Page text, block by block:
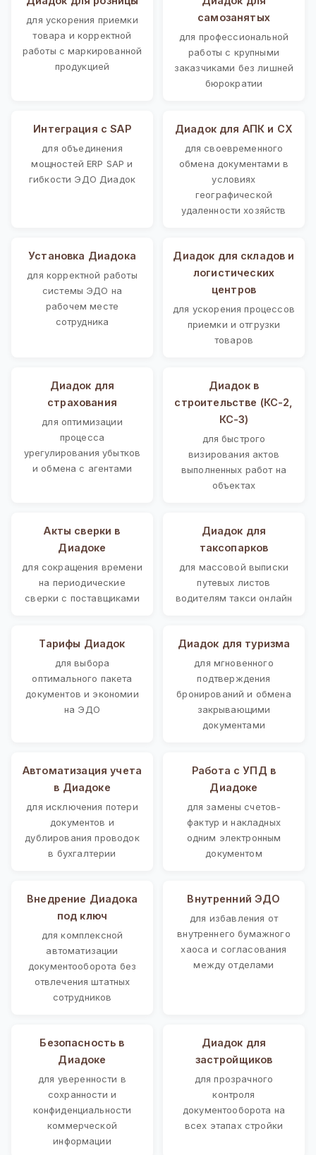
для ускорения приемки
товара и корректной
работы с маркированной
продукцией
самозанятых
для профессиональной
работы с крупными
заказчиками без лишней
бюрократии
Интеграция с SAP
для объединения
мощностей ERP SAP и
гибкости ЭДО Диадок
Диадок для АПК и СХ
для своевременного
обмена документами в
условиях
географической
удаленности хозяйств
Установка Диадока
для корректной работы
системы ЭДО на
рабочем месте
сотрудника
Диадок для складов и
логистических
центров
для ускорения процессов
приемки и отгрузки
товаров
Диадок для
страхования
для оптимизации
процесса
урегулирования убытков
и обмена с агентами
Диадок в
строительстве (КС-2,
КС-3)
для быстрого
визирования актов
выполненных работ на
объектах
Акты сверки в
Диадоке
для сокращения времени
на периодические
сверки с поставщиками
Диадок для
таксопарков
для массовой выписки
путевых листов
водителям такси онлайн
Тарифы Диадок
для выбора
оптимального пакета
документов и экономии
на ЭДО
Диадок для туризма
для мгновенного
подтверждения
бронирований и обмена
закрывающими
документами
Автоматизация учета
в Диадоке
для исключения потери
документов и
дублирования проводок
в бухгалтерии
Работа с УПД в
Диадоке
для замены счетов-
фактур и накладных
одним электронным
документом
Внедрение Диадока
под ключ
для комплексной
автоматизации
документооборота без
отвлечения штатных
сотрудников
Внутренний ЭДО
для избавления от
внутреннего бумажного
хаоса и согласования
между отделами
Безопасность в
Диадоке
для уверенности в
сохранности и
конфиденциальности
коммерческой
информации
Диадок для
застройщиков
для прозрачного
контроля
документооборота на
всех этапах стройки